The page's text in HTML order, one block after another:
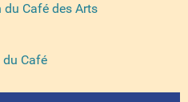
Café des Arts
Café